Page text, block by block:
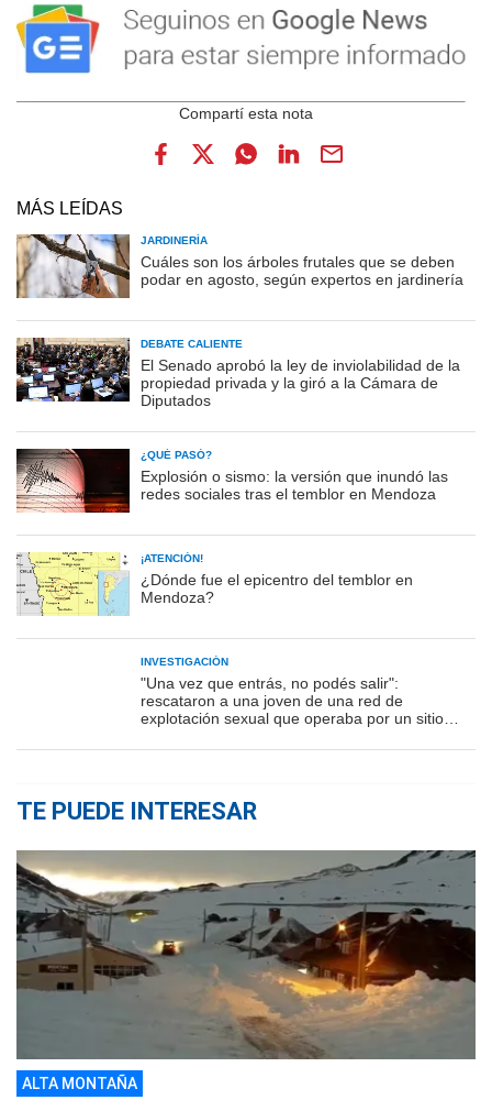
MÁS LEÍDAS
JARDINERÍA
Cuáles son los árboles frutales que se deben
podar en agosto, según expertos en jardinería
DEBATE CALIENTE
El Senado aprobó la ley de inviolabilidad de la
propiedad privada y la giró a la Cámara de
Diputados
¿QUÉ PASÓ?
Explosión o sismo: la versión que inundó las
redes sociales tras el temblor en Mendoza
¡ATENCIÓN!
¿Dónde fue el epicentro del temblor en
Mendoza?
INVESTIGACIÓN
"Una vez que entrás, no podés salir":
rescataron a una joven de una red de
explotación sexual que operaba por un sitio
TE PUEDE INTERESAR
ALTA MONTAÑA